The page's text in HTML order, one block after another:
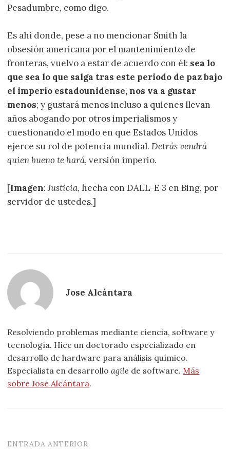
Pesadumbre, como digo.
Es ahí donde, pese a no mencionar Smith la
obsesión americana por el mantenimiento de
fronteras, vuelvo a estar de acuerdo con él: sea lo
que sea lo que salga tras este periodo de paz bajo
el imperio estadounidense, nos va a gustar
menos; y gustará menos incluso a quienes llevan
años abogando por otros imperialismos y
cuestionando el modo en que Estados Unidos
ejerce su rol de potencia mundial.Detrás vendrá
quien bueno te hará, versión imperio.
[Imagen:Justicia, hecha con DALL-E 3 en Bing, por
servidor de ustedes.]
Jose Alcántara
Resolviendo problemas mediante ciencia, software y
tecnología. Hice un doctorado especializado en
desarrollo de hardware para análisis químico.
Especialista en desarrolloagile de software. Más
sobre Jose Alcántara.
ENTRADA ANTERIOR